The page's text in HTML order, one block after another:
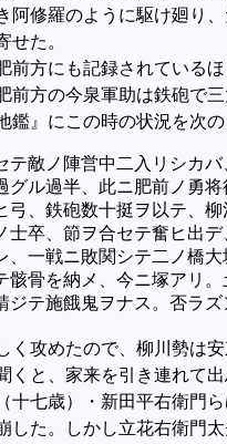
阿修羅のように駆け廻り
せた。
方にも記録されているほ
方の今泉軍助は鉄砲で
』にこの時の状況を次の
敵ノ陣営中二入リシカバ
ル過半、此ニ肥前ノ勇将
、鉄砲数十挺ヲ以テ、
卒、節ヲ合セテ奮ヒ出
一戦ニ敗関シテ二ノ橋
骨を納メ、今ニ塚アリ。
テ施餓鬼ヲナス。否ラズ
攻めたので、柳川勢は
と、家来を引き連れて
七歳）・新田平右衛門
た。しかし立花右衛門